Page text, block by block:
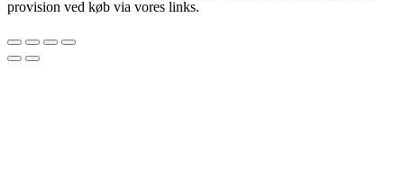
provision ved køb via vores links.